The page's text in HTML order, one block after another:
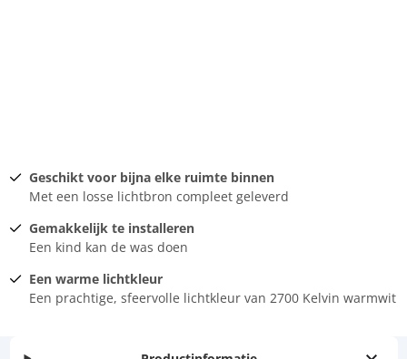
Geschikt voor bijna elke ruimte binnen
Met een losse lichtbron compleet geleverd
Gemakkelijk te installeren
Een kind kan de was doen
Een warme lichtkleur
Een prachtige, sfeervolle lichtkleur van 2700 Kelvin warmwit